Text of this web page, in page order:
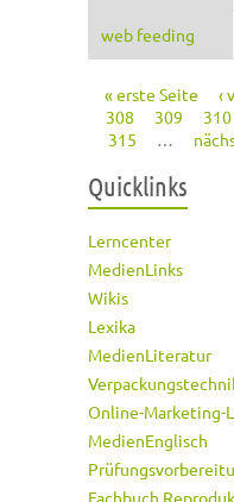
web feeding
Seiten
« erste Seite ‹
308
309 310
315
…
Quicklinks
Lerncenter
MedienLinks
Wikis
Lexika
MedienLiteratur
Online-Marketing-
MedienEnglisch
Fachbuch